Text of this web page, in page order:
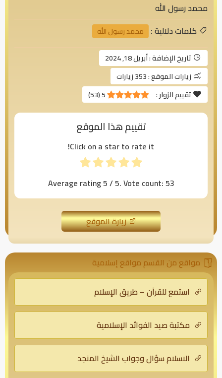
محمد رسول الله
كلمات دلالية :
محمد رسول الله
تاريخ الإضافة :أبريل 18, 2024
زيارات الموقع :353 زيارات
تقييم الزوار :
5
(
53
)
تقييم هذا الموقع
Click on a star to rate it!
Average rating5/ 5. Vote count:53
زيارة الموقع
مواقع من القسم مواقع إسلامية
استمع للقرآن – طريق الإسلام
مكتبة صيد الفوائد الإسلامية
الاسلام سؤال وجواب الشيخ المنجد